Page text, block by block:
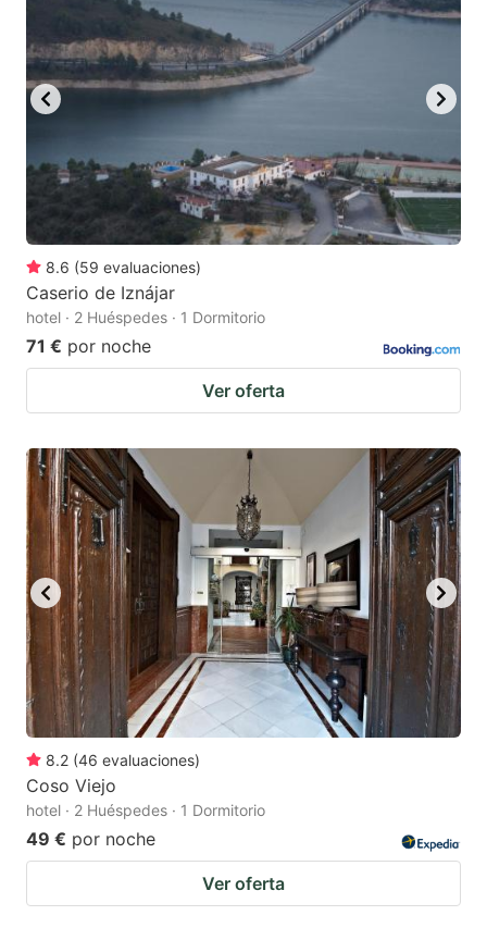
8.6 (59 evaluaciones)
Caserio de Iznájar
hotel · 2 Huéspedes · 1 Dormitorio
71 € por noche
Ver oferta
8.2 (46 evaluaciones)
Coso Viejo
hotel · 2 Huéspedes · 1 Dormitorio
49 € por noche
Ver oferta